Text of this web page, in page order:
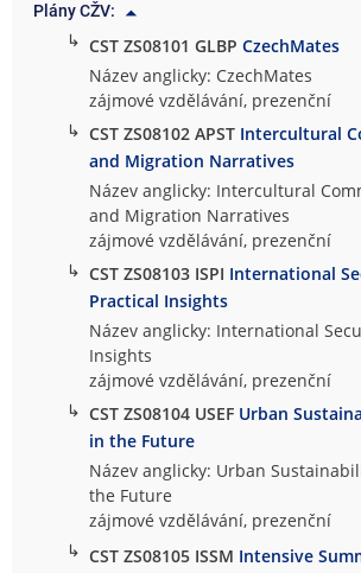
Plány CŽV:
↳ CST ZS08101 GLBPCzechMates
Název anglicky: CzechMates
zájmové vzdělávání, prezenční
↳ CST ZS08102 APST Intercultural
and Migration Narratives
Název anglicky: Intercultural
and Migration Narratives
zájmové vzdělávání, prezenční
↳ CST ZS08103 ISPI International
Practical Insights
Název anglicky: International
Insights
zájmové vzdělávání, prezenční
↳ CST ZS08104 USEF Urban
in the Future
Název anglicky: Urban
the Future
zájmové vzdělávání, prezenční
↳ CST ZS08105 ISSM Intensive